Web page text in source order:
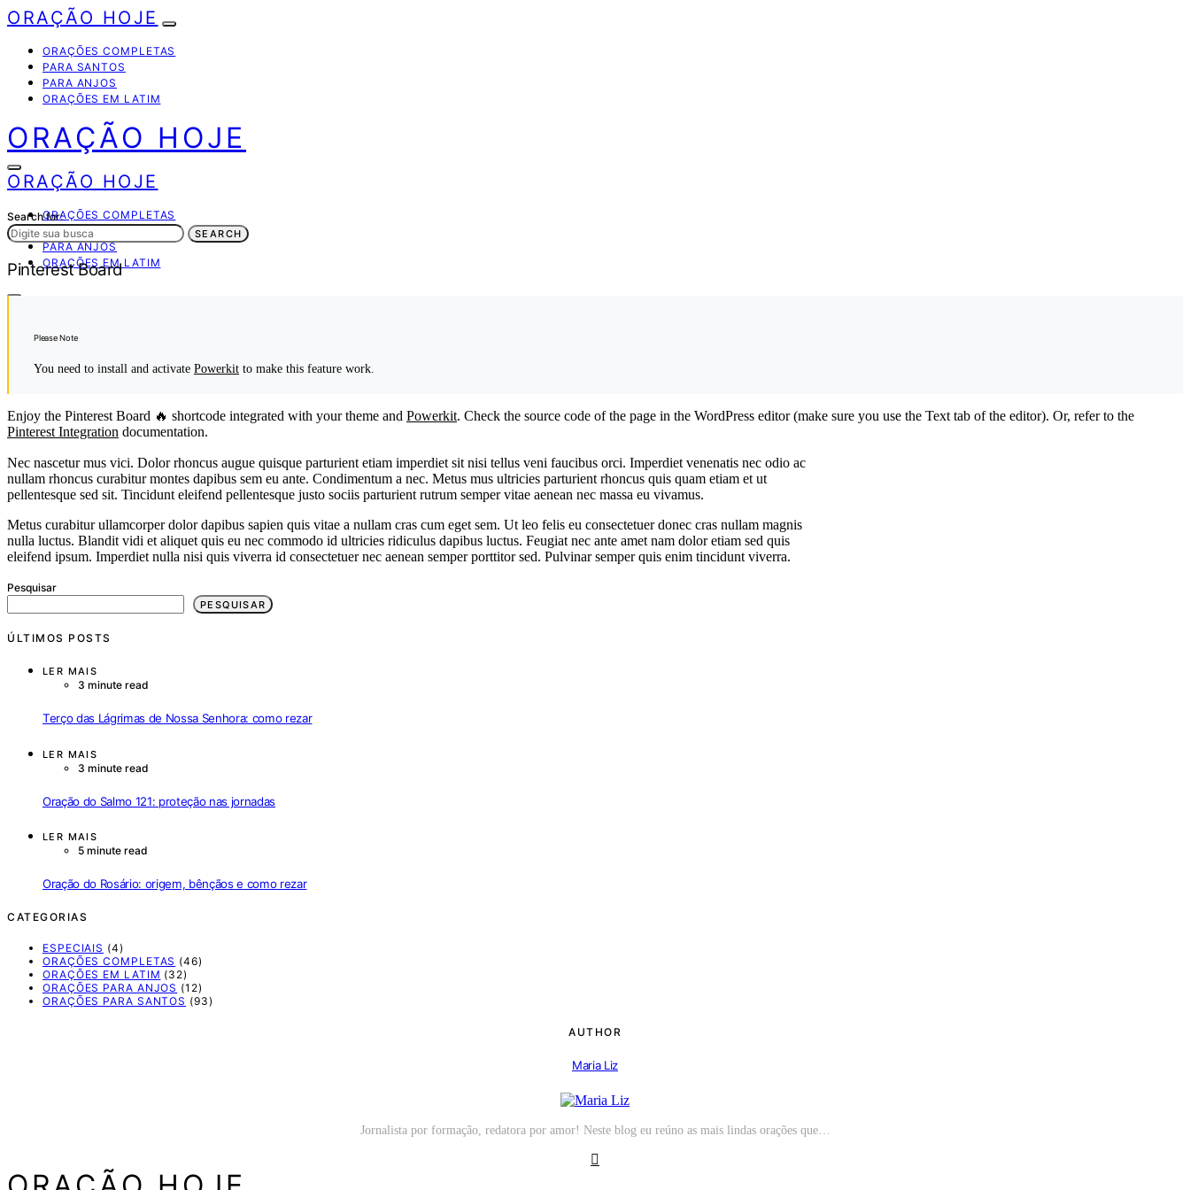
ORAÇÃO HOJE
ORAÇÕES COMPLETAS
PARA SANTOS
PARA ANJOS
ORAÇÕES EM LATIM
ORAÇÃO HOJE
ORAÇÃO HOJE
ORAÇÕES COMPLETAS
PARA SANTOS
PARA ANJOS
ORAÇÕES EM LATIM
Search for:
SEARCH
Pinterest Board
Please Note
You need to install and activate Powerkit to make this feature work.
Enjoy the Pinterest Board 🔥 shortcode integrated with your theme and Powerkit. Check the source code of the page in the WordPress editor (make sure you use the Text tab of the editor). Or, refer to the
Pinterest Integration documentation.
Nec nascetur mus vici. Dolor rhoncus augue quisque parturient etiam imperdiet sit nisi tellus veni faucibus orci. Imperdiet venenatis nec odio ac
nullam rhoncus curabitur montes dapibus sem eu ante. Condimentum a nec. Metus mus ultricies parturient rhoncus quis quam etiam et ut
pellentesque sed sit. Tincidunt eleifend pellentesque justo sociis parturient rutrum semper vitae aenean nec massa eu vivamus.
Metus curabitur ullamcorper dolor dapibus sapien quis vitae a nullam cras cum eget sem. Ut leo felis eu consectetuer donec cras nullam magnis
nulla luctus. Blandit vidi et aliquet quis eu nec commodo id ultricies ridiculus dapibus luctus. Feugiat nec ante amet nam dolor etiam sed quis
eleifend ipsum. Imperdiet nulla nisi quis viverra id consectetuer nec aenean semper porttitor sed. Pulvinar semper quis enim tincidunt viverra.
Pesquisar
PESQUISAR
ÚLTIMOS POSTS
LER MAIS
3 minute read
Terço das Lágrimas de Nossa Senhora: como rezar
LER MAIS
3 minute read
Oração do Salmo 121: proteção nas jornadas
LER MAIS
5 minute read
Oração do Rosário: origem, bênçãos e como rezar
CATEGORIAS
ESPECIAIS (4)
ORAÇÕES COMPLETAS (46)
ORAÇÕES EM LATIM (32)
ORAÇÕES PARA ANJOS (12)
ORAÇÕES PARA SANTOS (93)
AUTHOR
Maria Liz
Jornalista por formação, redatora por amor! Neste blog eu reúno as mais lindas orações que…